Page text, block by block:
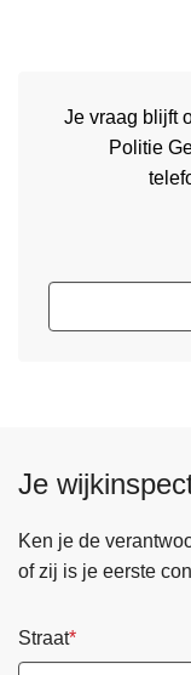
Je vraag blijft
Politie
Je
Ken je de
of zij is je eerste
Straat